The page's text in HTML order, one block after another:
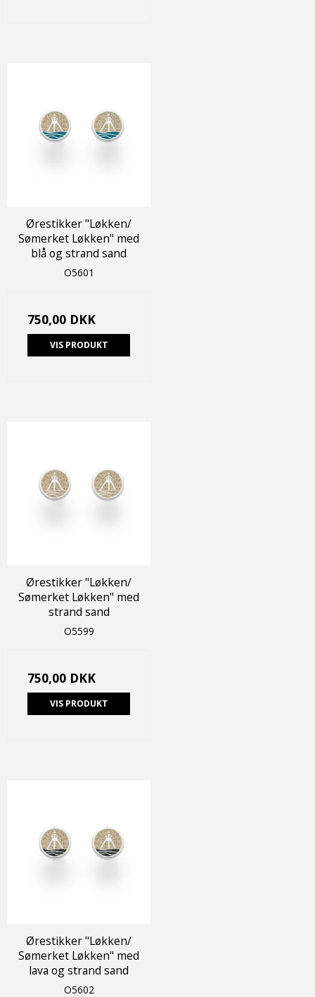
Ørestikker "Løkken/
Sømerket Løkken" med
blå og strand sand
O5601
750,00 DKK
VIS PRODUKT
Ørestikker "Løkken/
Sømerket Løkken" med
strand sand
O5599
750,00 DKK
VIS PRODUKT
Ørestikker "Løkken/
Sømerket Løkken" med
lava og strand sand
O5602